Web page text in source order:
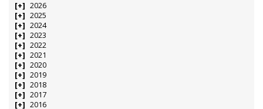
2026
2025
2024
2023
2022
2021
2020
2019
2018
2017
2016